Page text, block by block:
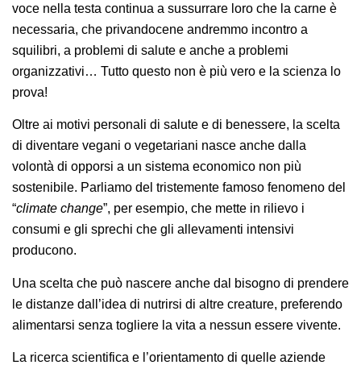
voce nella testa continua a sussurrare loro che la carne è
necessaria, che privandocene andremmo incontro a
squilibri, a problemi di salute e anche a problemi
organizzativi… Tutto questo non è più vero e la scienza lo
prova!
Oltre ai motivi personali di salute e di benessere, la scelta
di diventare vegani o vegetariani nasce anche dalla
volontà di opporsi a un sistema economico non più
sostenibile. Parliamo del tristemente famoso fenomeno del
“climate change”, per esempio, che mette in rilievo i
consumi e gli sprechi che gli allevamenti intensivi
producono.
Una scelta che può nascere anche dal bisogno di prendere
le distanze dall’idea di nutrirsi di altre creature, preferendo
alimentarsi senza togliere la vita a nessun essere vivente.
La ricerca scientifica e l’orientamento di quelle aziende